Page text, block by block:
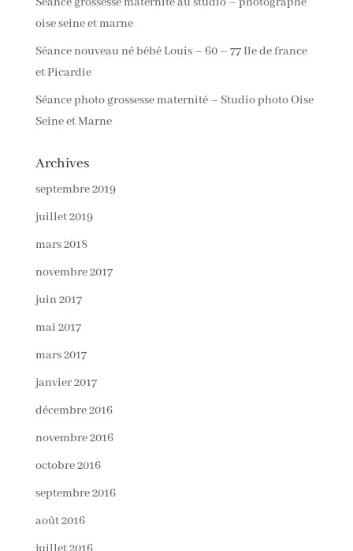
oise seine et marne
Séance nouveau né bébé Louis – 60 – 77 Ile de france
et Picardie
Séance photo grossesse maternité – Studio photo Oise
Seine et Marne
Archives
septembre 2019
juillet 2019
mars 2018
novembre 2017
juin 2017
mai 2017
mars 2017
janvier 2017
décembre 2016
novembre 2016
octobre 2016
septembre 2016
août 2016